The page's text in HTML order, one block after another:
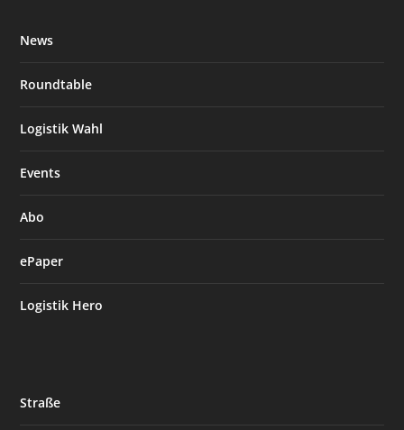
News
Roundtable
Logistik Wahl
Events
Abo
ePaper
Logistik Hero
Straße